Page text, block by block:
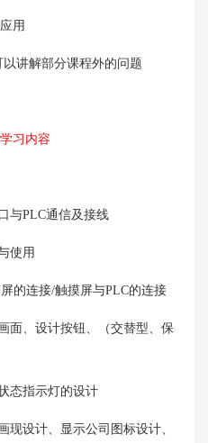
用
讲解部分课程外的问题
习内容
与PLC通信及接线
使用
的连接/触摸屏与PLC的连接
面、设计按钮、（交替型、保
态指示灯的设计
现设计、显示公司图标设计、